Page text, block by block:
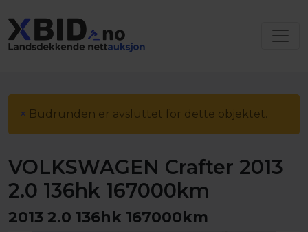
× Budrunden er avsluttet for dette objektet.
VOLKSWAGEN Crafter 2013
2.0 136hk 167000km
2013 2.0 136hk 167000km